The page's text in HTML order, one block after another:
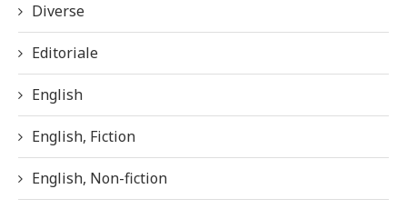
Diverse
Editoriale
English
English, Fiction
English, Non-fiction